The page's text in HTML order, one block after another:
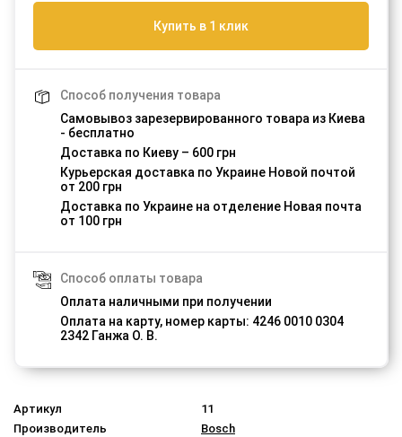
Купить в 1 клик
Способ получения товара
Самовывоз зарезервированного товара из Киева
- бесплатно
Доставка по Киеву – 600 грн
Курьерская доставка по Украине Новой почтой
от 200 грн
Доставка по Украине на отделение Новая почта
от 100 грн
Способ оплаты товара
Оплата наличными при получении
Оплата на карту, номер карты: 4246 0010 0304
2342 Ганжа О. В.
Артикул
11
Производитель
Bosch